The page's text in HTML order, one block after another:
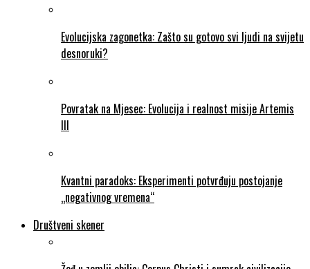
Evolucijska zagonetka: Zašto su gotovo svi ljudi na svijetu
desnoruki?
Povratak na Mjesec: Evolucija i realnost misije Artemis
III
Kvantni paradoks: Eksperimenti potvrđuju postojanje
„negativnog vremena“
Društveni skener